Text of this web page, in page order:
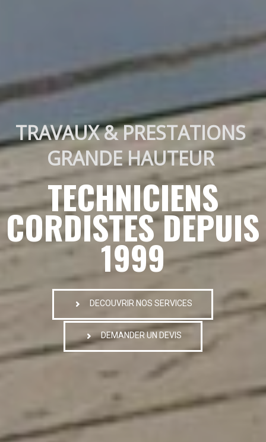
TRAVAUX & PRESTATIONS
GRANDE HAUTEUR
TECHNICIENS
CORDISTES DEPUIS
1999
DECOUVRIR NOS SERVICES
DEMANDER UN DEVIS